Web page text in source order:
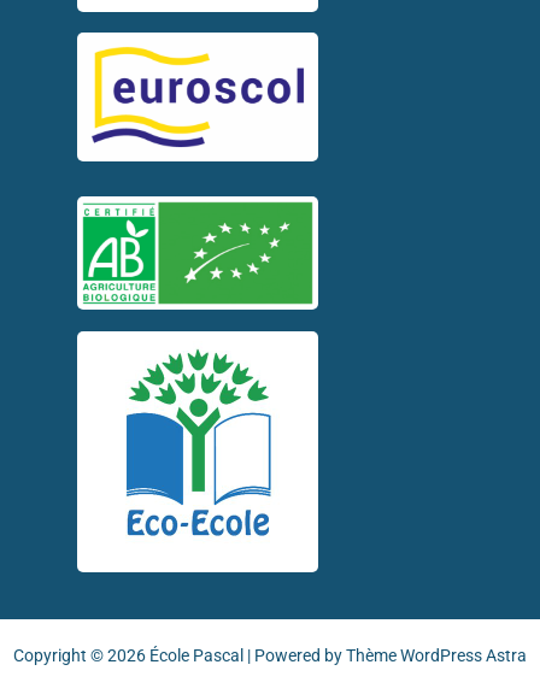
Copyright © 2026 École Pascal | Powered byThème WordPress Astra